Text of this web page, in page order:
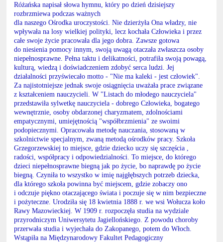
Różańska napisał słowa hymnu, który po dzień dzisiejszy
rozbrzmiewa podczas ważnych
dla naszego Ośrodka uroczystości. Nie dzierżyła Ona władzy, nie
wpływała na losy wielkiej polityki, lecz kochała Człowieka i przez
całe swoje życie pracowała dla jego dobra. Zawsze gotowa
do niesienia pomocy innym, swoją uwagą otaczała zwłaszcza osoby
niepełnosprawne. Pełna taktu i delikatności, potrafiła swoją powagą,
kulturą, wiedzą i doświadczeniem zdobyć serca ludzi. Jej
działalności przyświecało motto - "Nie ma kaleki - jest człowiek".
Za najistotniejsze jednak swoje osiągnięcia uważała prace związane
z kształceniem nauczycieli. W "Listach do młodego nauczyciela"
przedstawiła sylwetkę nauczyciela - dobrego Człowieka, bogatego
wewnętrznie, osoby obdarzonej charyzmatem, zdolnościami
empatycznymi, umiejętnością "współbrzmienia" ze swoimi
podopiecznymi. Opracowała metodę nauczania, stosowaną w
szkolnictwie specjalnym, zwaną metodą ośrodków pracy. Szkoła
Grzegorzewskiej to miejsce, gdzie dziecko uczy się szczęścia ,
radości, współpracy i odpowiedzialności. To miejsce, do którego
dzieci niepełnosprawne biegną jak po życie, bo naprawdę po życie
biegną. Czyniła to wszystko w imię najgłębszych potrzeb dziecka,
dla którego szkoła powinna być miejscem, gdzie zobaczy ono
i odczuje piękno otaczającego świata i poczuje się w nim bezpieczne
i pożyteczne. Urodziła się 18 kwietnia 1888 r. we wsi Wołucza koło
Rawy Mazowieckiej. W 1909 r. rozpoczęła studia na wydziale
przyrodniczym Uniwersytetu Jagiellońskiego. Z powodu choroby
przerwała studia i wyjechała do Zakopanego, potem do Włoch.
Wstąpiła na Międzynarodowy Fakultet Pedagogiczny